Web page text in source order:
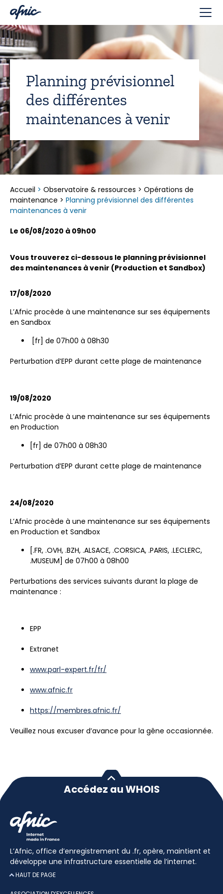
Planning prévisionnel
des différentes
maintenances à venir
Accueil > Observatoire & ressources > Opérations de
maintenance > Planning prévisionnel des différentes
maintenances à venir
Le 06/08/2020 à 09h00
Vous trouverez ci-dessous le planning prévisionnel
des maintenances à venir (Production et Sandbox)
17/08/2020
L’Afnic procède à une maintenance sur ses équipements
en Sandbox
[fr] de 07h00 à 08h30
Perturbation d’EPP durant cette plage de maintenance
19/08/2020
L’Afnic procède à une maintenance sur ses équipements
en Production
[fr] de 07h00 à 08h30
Perturbation d’EPP durant cette plage de maintenance
24/08/2020
L’Afnic procède à une maintenance sur ses équipements
en Production et Sandbox
[.FR, .OVH, .BZH, .ALSACE, .CORSICA, .PARIS, .LECLERC,
.MUSEUM] de 07h00 à 08h00
Perturbations des services suivants durant la plage de
maintenance :
EPP
Extranet
www.parl-expert.fr/fr/
www.afnic.fr
https://membres.afnic.fr/
Veuillez nous excuser d’avance pour la gêne occasionnée.
Accédez au WHOIS
L’Afnic, office d’enregistrement du .fr, opère, maintient et
développe une infrastructure essentielle de l’internet.
HAUT DE PAGE
Panneau de gestion des cookies